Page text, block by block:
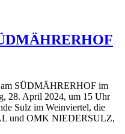
SÜDMÄHRERHOF im
28. April 2024, um 15 Uhr
Sulz im Weinviertel, die
und OMK NIEDERSULZ,